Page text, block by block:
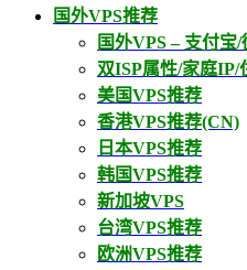
国外VPS推荐
国外VPS – 支付宝
双ISP属性/家庭IP/
美国VPS推荐
香港VPS推荐(CN)
日本VPS推荐
韩国VPS推荐
新加坡VPS
台湾VPS推荐
欧洲VPS推荐